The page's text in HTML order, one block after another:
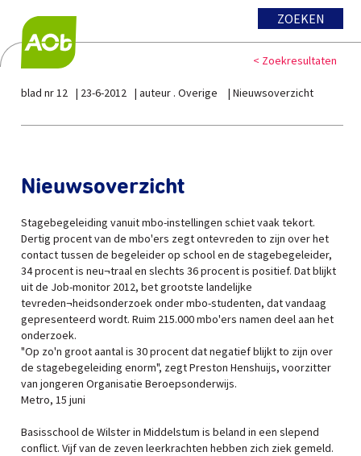
ZOEKEN
< Zoekresultaten
blad nr 12 23-6-2012 auteur . Overige Nieuwsoverzicht
Nieuwsoverzicht
Stagebegeleiding vanuit mbo-instellingen schiet vaak tekort.
Dertig procent van de mbo'ers zegt ontevreden to zijn over het
contact tussen de begeleider op school en de stagebegeleider,
34 procent is neu¬traal en slechts 36 procent is positief. Dat blijkt
uit de Job-monitor 2012, bet grootste landelijke
tevreden¬heidsonderzoek onder mbo-studenten, dat vandaag
gepresenteerd wordt. Ruim 215.000 mbo'ers namen deel aan het
onderzoek.
"Op zo'n groot aantal is 30 procent dat negatief blijkt to zijn over
de stagebegeleiding enorm", zegt Preston Henshuijs, voorzitter
van jongeren Organisatie Beroepsonderwijs.
Metro, 15 juni
Basisschool de Wilster in Middelstum is beland in een slepend
conflict. Vijf van de zeven leerkrachten hebben zich ziek gemeld.